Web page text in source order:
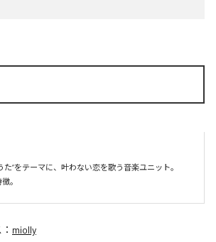
た”をテーマに、叶わない恋を歌う音楽ユニット。
miolly